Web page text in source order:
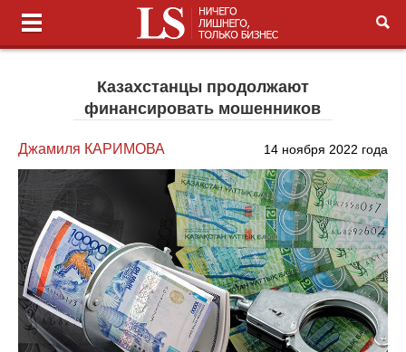
Казахстанцы продолжают
финансировать мошенников
Джамиля КАРИМОВА 14 ноября 2022 года